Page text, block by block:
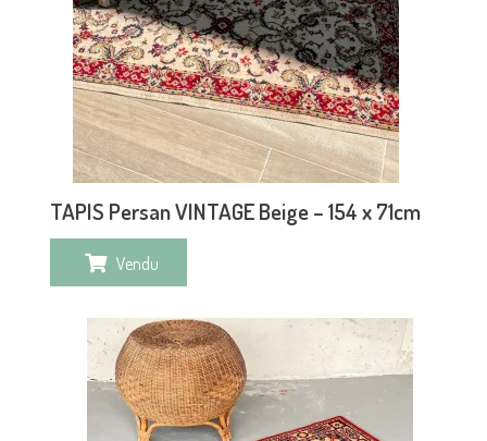
TAPIS Persan VINTAGE Beige – 154 x 71cm
Vendu